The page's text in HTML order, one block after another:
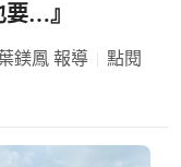
要…』
鎂鳳 報導
點閱